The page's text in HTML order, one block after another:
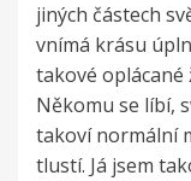
jiných částech
vnímá krásu
takové oplácané
Někomu se líbí,
takoví normální
tlustí. Já jsem